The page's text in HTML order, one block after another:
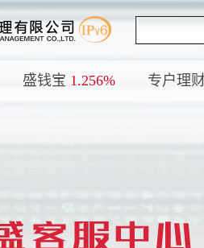
盛钱宝 1.256% 专户理